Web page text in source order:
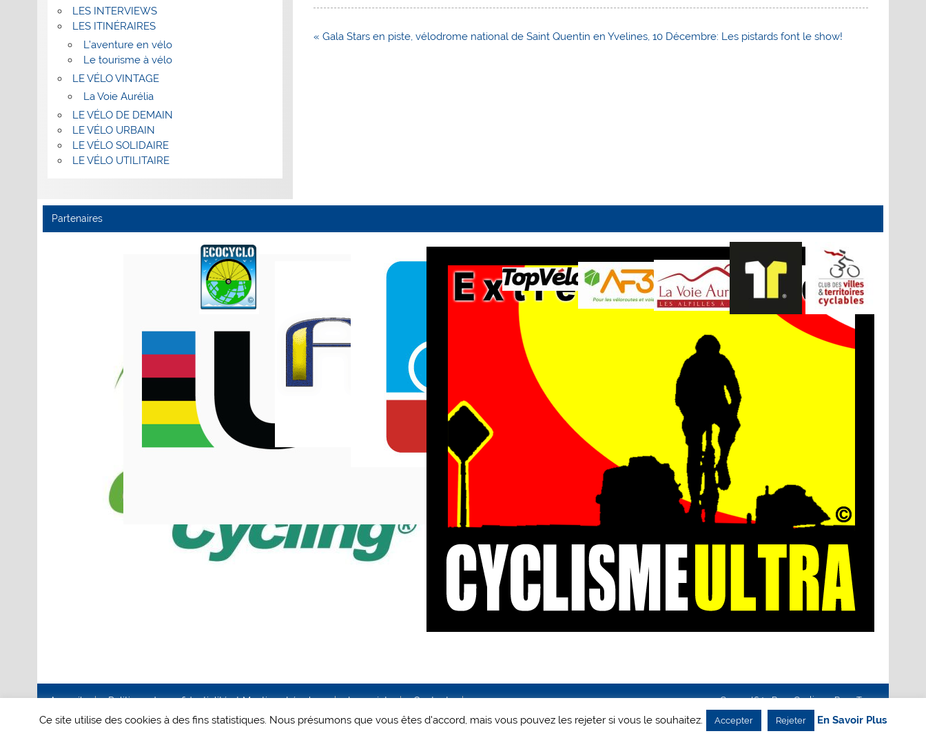
Navigation
« Gala Stars en piste, vélodrome national de Saint Quentin en Yvelines, 10 Décembre: Les pistards font le show!
LES INTERVIEWS
LES ITINÉRAIRES
L’aventure en vélo
Le tourisme à vélo
LE VÉLO VINTAGE
La Voie Aurélia
LE VÉLO DE DEMAIN
LE VÉLO URBAIN
LE VÉLO SOLIDAIRE
LE VÉLO UTILITAIRE
Partenaires
Accueil Politique de confidentialité et Mentions Légales Le projet Contact Creanet64- Pour Cyclisme Pour Tous
Ce site utilise des cookies à des fins statistiques. Nous présumons que vous êtes d'accord, mais vous pouvez les rejeter si vous le souhaitez. Accepter Rejeter En Savoir Plus